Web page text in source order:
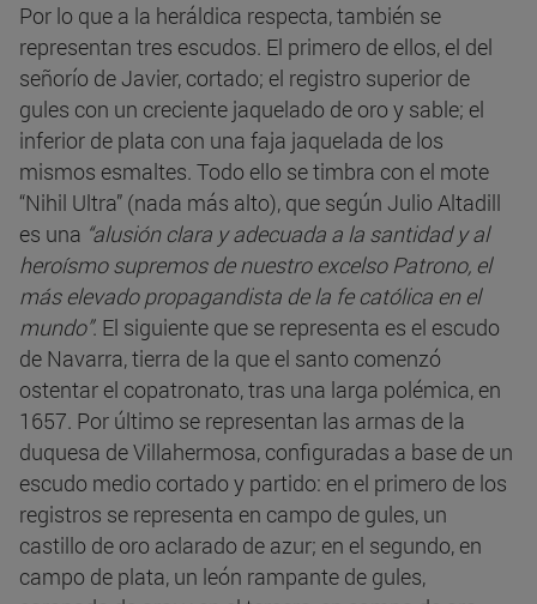
Por lo que a la heráldica respecta, también se
representan tres escudos. El primero de ellos, el del
señorío de Javier, cortado; el registro superior de
gules con un creciente jaquelado de oro y sable; el
inferior de plata con una faja jaquelada de los
mismos esmaltes. Todo ello se timbra con el mote
“Nihil Ultra” (nada más alto), que según Julio Altadill
es una “alusión clara y adecuada a la santidad y al
heroísmo supremos de nuestro excelso Patrono, el
más elevado propagandista de la fe católica en el
mundo”. El siguiente que se representa es el escudo
de Navarra, tierra de la que el santo comenzó
ostentar el copatronato, tras una larga polémica, en
1657. Por último se representan las armas de la
duquesa de Villahermosa, configuradas a base de un
escudo medio cortado y partido: en el primero de los
registros se representa en campo de gules, un
castillo de oro aclarado de azur; en el segundo, en
campo de plata, un león rampante de gules,